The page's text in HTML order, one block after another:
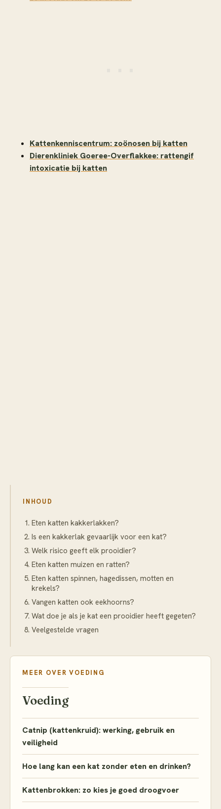
Kattenkenniscentrum: zoönosen bij katten
Dierenkliniek Goeree-Overflakkee: rattengif
intoxicatie bij katten
INHOUD
Eten katten kakkerlakken?
Is een kakkerlak gevaarlijk voor een kat?
Welk risico geeft elk prooidier?
Eten katten muizen en ratten?
Eten katten spinnen, hagedissen, motten en
krekels?
Vangen katten ook eekhoorns?
Wat doe je als je kat een prooidier heeft gegeten?
Veelgestelde vragen
MEER OVER VOEDING
Voeding
Catnip (kattenkruid): werking, gebruik en
veiligheid
Hoe lang kan een kat zonder eten en drinken?
Kattenbrokken: zo kies je goed droogvoer